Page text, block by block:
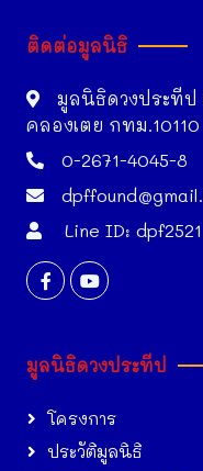
ติดต่อมูลนิธิ
มูลนิธิดวงประที
คลองเตย กทม.10110
0-2671-4045-8
Line ID: dpf2521
มูลนิธิดวงประทีป
โครงการ
ประวัติมูลนิธิ